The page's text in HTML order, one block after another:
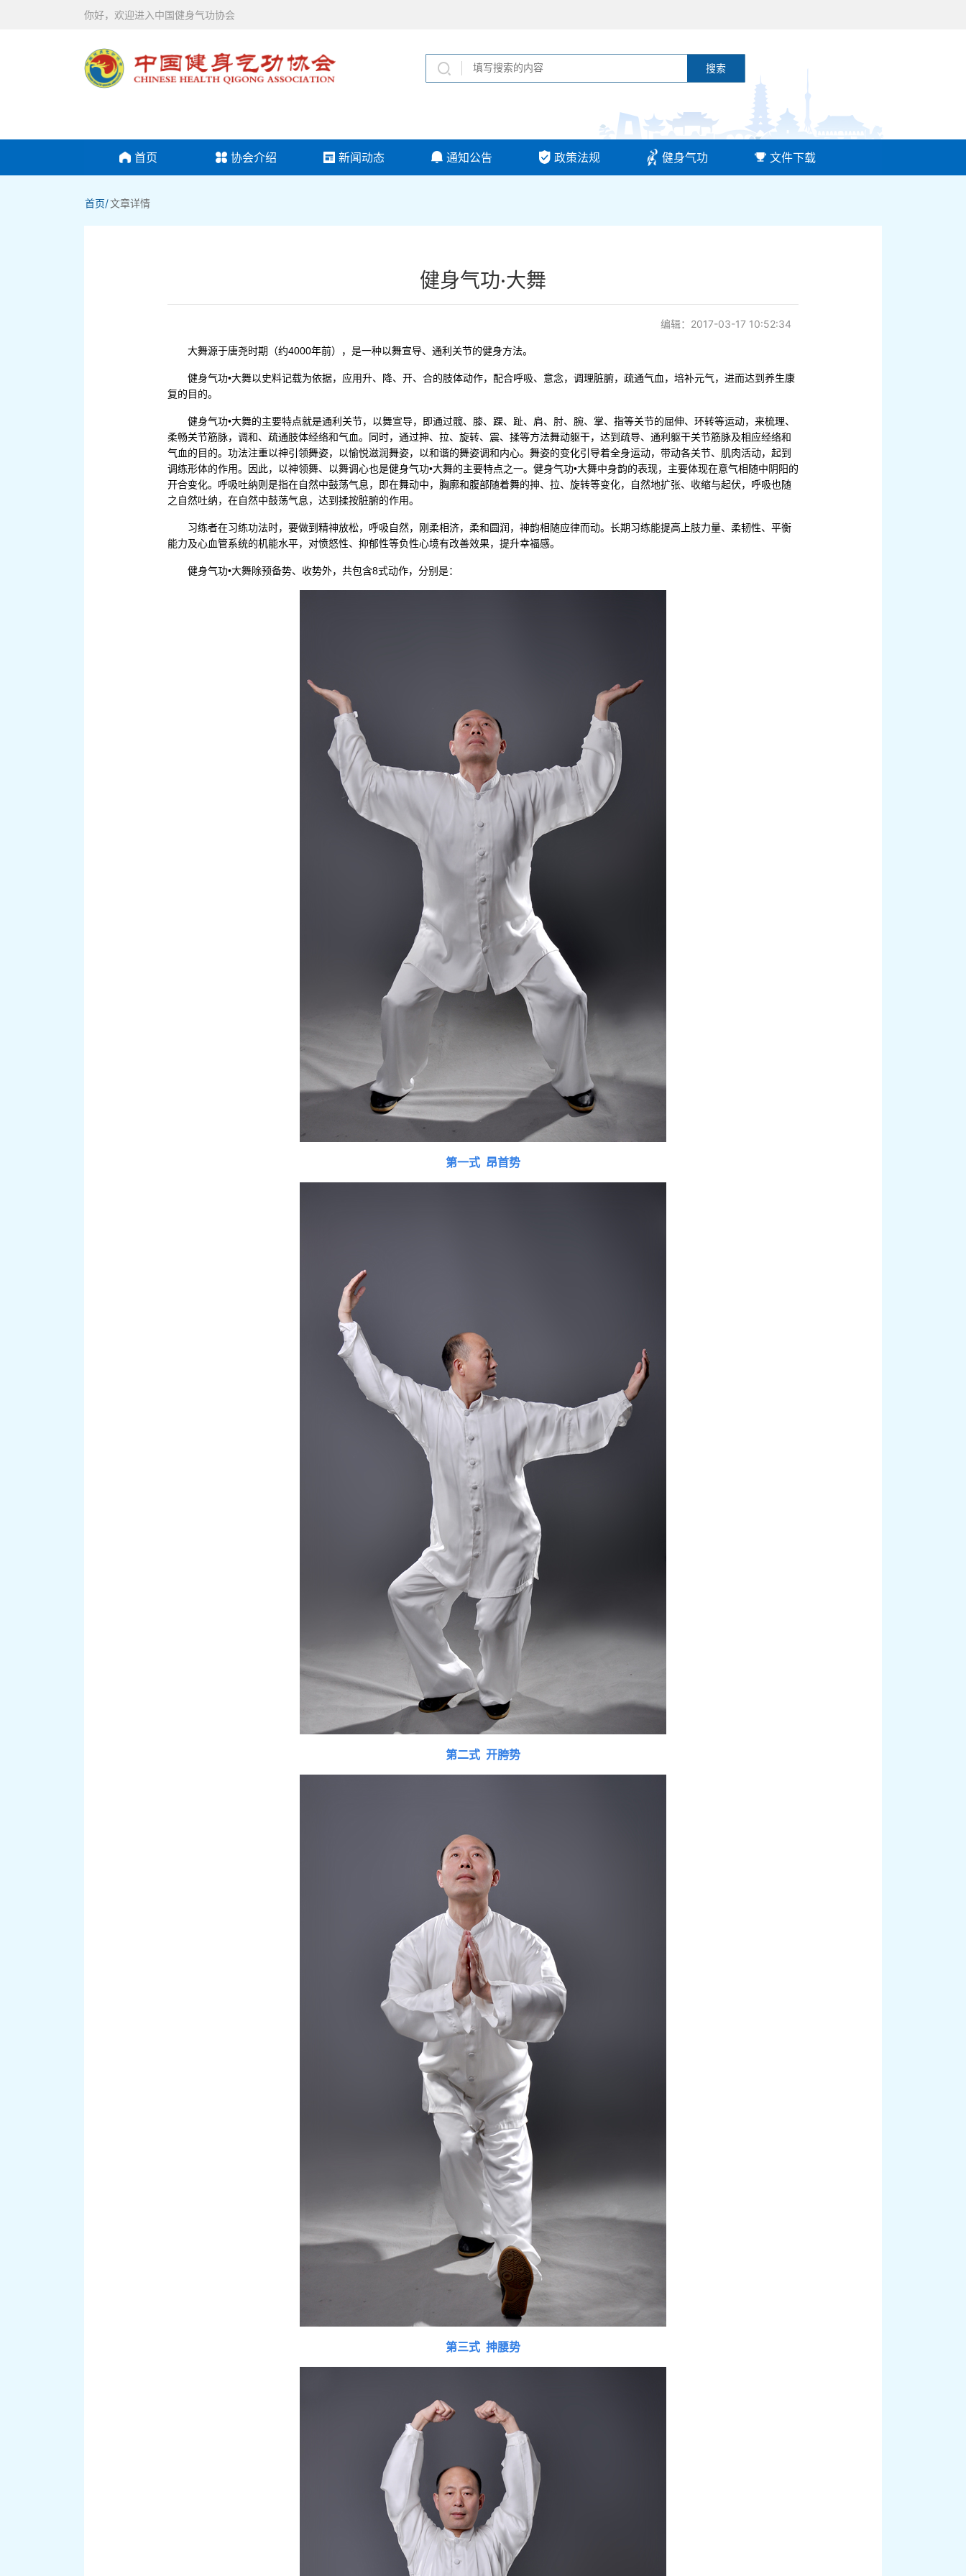
你好，欢迎进入中国健身气功协会
搜索
首页 协会介绍 新闻动态 通知公告 政策法规 健身气功 文件下载
首页/文章详情
健身气功·大舞
编辑：2017-03-17 10:52:34
大舞源于唐尧时期（约4000年前），是一种以舞宣导、通利关节的健身方法。
健身气功•大舞以史料记载为依据，应用升、降、开、合的肢体动作，配合呼吸、意念，调理脏腑，疏通气血，培补元气，进而达到养生康
复的目的。
健身气功•大舞的主要特点就是通利关节，以舞宣导，即通过髋、膝、踝、趾、肩、肘、腕、掌、指等关节的屈伸、环转等运动，来梳理、
柔畅关节筋脉，调和、疏通肢体经络和气血。同时，通过抻、拉、旋转、震、揉等方法舞动躯干，达到疏导、通利躯干关节筋脉及相应经络和
气血的目的。功法注重以神引领舞姿，以愉悦滋润舞姿，以和谐的舞姿调和内心。舞姿的变化引导着全身运动，带动各关节、肌肉活动，起到
调练形体的作用。因此，以神领舞、以舞调心也是健身气功•大舞的主要特点之一。健身气功•大舞中身韵的表现，主要体现在意气相随中阴阳的
开合变化。呼吸吐纳则是指在自然中鼓荡气息，即在舞动中，胸廓和腹部随着舞的抻、拉、旋转等变化，自然地扩张、收缩与起伏，呼吸也随
之自然吐纳，在自然中鼓荡气息，达到揉按脏腑的作用。
习练者在习练功法时，要做到精神放松，呼吸自然，刚柔相济，柔和圆润，神韵相随应律而动。长期习练能提高上肢力量、柔韧性、平衡
能力及心血管系统的机能水平，对愤怒性、抑郁性等负性心境有改善效果，提升幸福感。
健身气功•大舞除预备势、收势外，共包含8式动作，分别是：
第一式 昂首势
第二式 开胯势
第三式 抻腰势